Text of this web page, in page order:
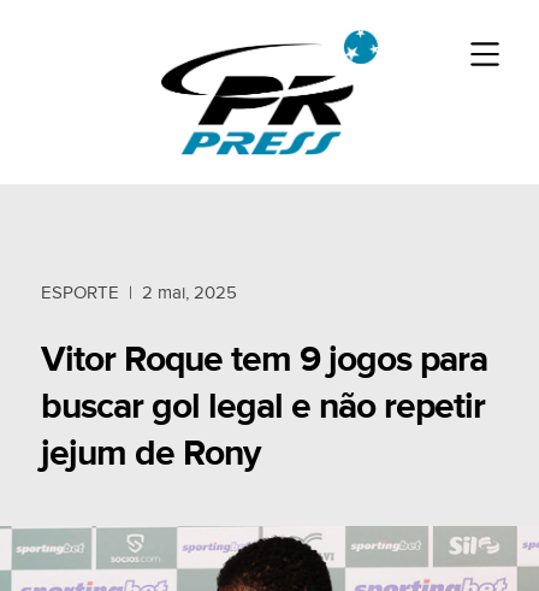
ESPORTE | 2 mai, 2025
Vitor Roque tem 9 jogos para
buscar gol legal e não repetir
jejum de Rony